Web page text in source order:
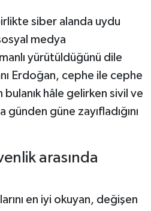
siber alanda uydu
medya
yürütüldüğünü dile
Erdoğan, cephe ile cephe
bulanık hâle gelirken sivil ve
günden güne zayıfladığını
arasında
en iyi okuyan, değişen